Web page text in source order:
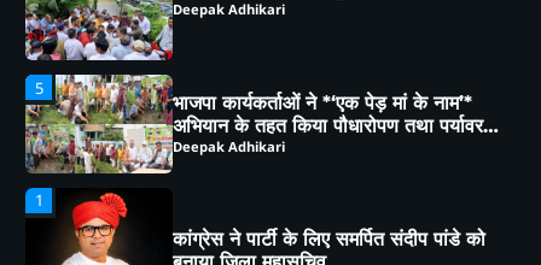
1
कांग्रेस ने पार्टी के लिए समर्पित संदीप पांडे को
बनाया जिला महासचिव
Deepak Adhikari
2
भीमताल के नियोजित विकास को लेकर दर्जा
राज्यमंत्री भावना मेहरा ने मुख्यमंत्री को सौंपा